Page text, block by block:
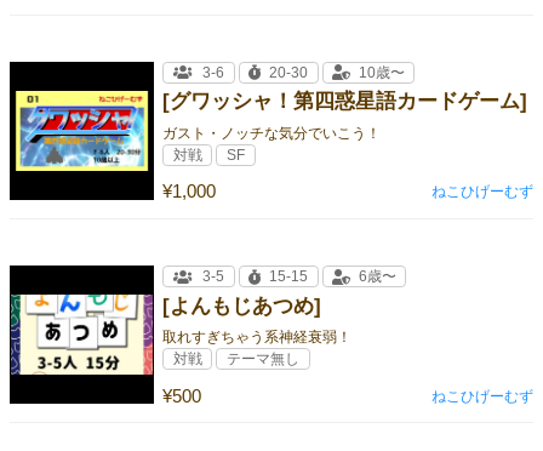
[グワッシャ！第四惑星語カードゲーム]
ガスト・ノッチな気分でいこう！
¥1,000
3-6 20-30 10歳〜
対戦 SF
ねこひげーむず
[よんもじあつめ]
取れすぎちゃう系神経衰弱！
¥500
3-5 15-15 6歳〜
対戦 テーマ無し
ねこひげーむず